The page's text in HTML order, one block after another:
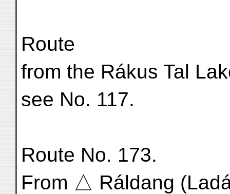
Route
from the Rákus Tal
see No. 117.
Route No. 173.
From △ Ráldang